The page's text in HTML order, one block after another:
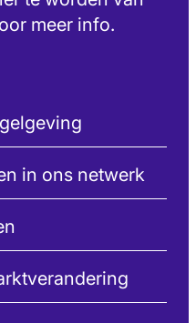
meer info.
in ons netwerk